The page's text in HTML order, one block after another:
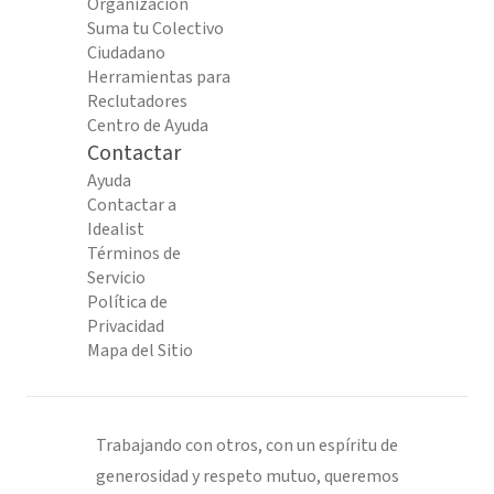
Suma tu Colectivo
Ciudadano
Herramientas para
Reclutadores
Centro de Ayuda
Contactar
Ayuda
Contactar a
Idealist
Términos de
Servicio
Política de
Privacidad
Mapa del Sitio
Trabajando con otros, con un espíritu de
generosidad y respeto mutuo, queremos